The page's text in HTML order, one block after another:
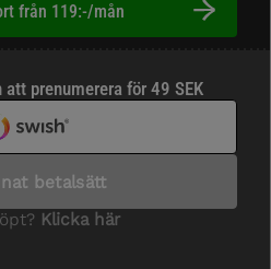
från 119:-/mån